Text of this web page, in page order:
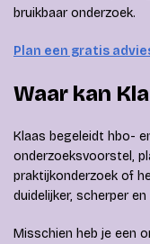
bruikbaar onderzoek.
Plan een gratis
Waar kan
Klaas begeleidt hbo-
onderzoeksvoorstel,
praktijkonderzoek of
duidelijker, scherper
Misschien heb je een